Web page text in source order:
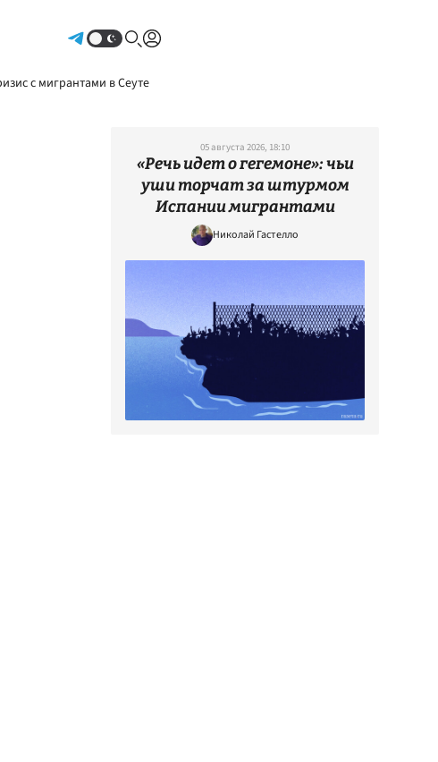
с мигрантами в Сеуте
05 августа 2026, 18:10
«Речь идет о гегемоне»: чьи
уши торчат за штурмом
Испании мигрантами
Николай Гастелло